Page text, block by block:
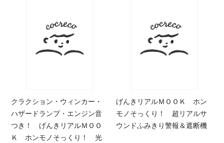
クラクション・ウィンカー・
ハザードランプ・エンジン音
つき！ げんきリアルＭＯＯ
Ｋ ホンモノそっくり！ 光
げんきリアルＭＯＯＫ ホン
モノそっくり！ 超リアルサ
ウンドふみきり警報＆遮断機